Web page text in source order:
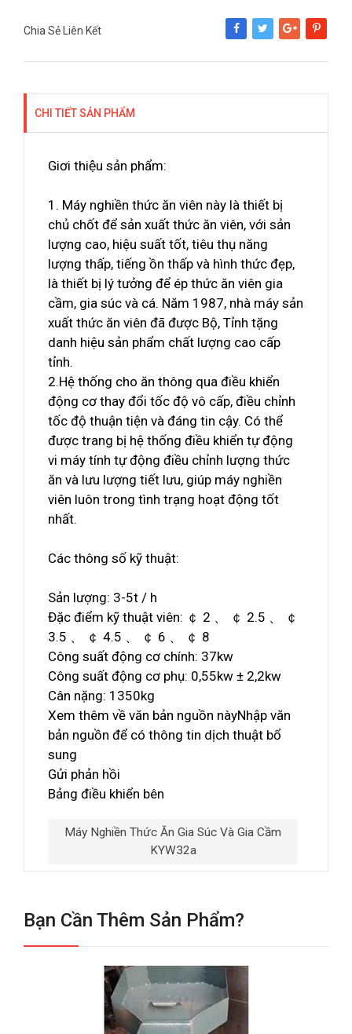
Chia Sẻ Liên Kết
Share Tweet Google+Pinterest
CHI TIẾT SẢN PHẨM
Giơi thiệu sản phẩm:
1. Máy nghiền thức ăn viên này là thiết bị
chủ chốt để sản xuất thức ăn viên, với sản
lượng cao, hiệu suất tốt, tiêu thụ năng
lượng thấp, tiếng ồn thấp và hình thức đẹp,
là thiết bị lý tưởng để ép thức ăn viên gia
cầm, gia súc và cá. Năm 1987, nhà máy sản
xuất thức ăn viên đã được Bộ, Tỉnh tặng
danh hiệu sản phẩm chất lượng cao cấp
tỉnh.
2.Hệ thống cho ăn thông qua điều khiển
động cơ thay đổi tốc độ vô cấp, điều chỉnh
tốc độ thuận tiện và đáng tin cậy. Có thể
được trang bị hệ thống điều khiển tự động
vi máy tính tự động điều chỉnh lượng thức
ăn và lưu lượng tiết lưu, giúp máy nghiền
viên luôn trong tình trạng hoạt động tốt
nhất.
Các thông số kỹ thuật:
Sản lượng: 3-5t / h
Đặc điểm kỹ thuật viên: ￠ 2 、 ￠ 2.5 、 ￠
3.5 、 ￠ 4.5 、 ￠ 6 、 ￠ 8
Công suất động cơ chính: 37kw
Công suất động cơ phụ: 0,55kw ± 2,2kw
Cân nặng: 1350kg
Xem thêm về văn bản nguồn nàyNhập văn
bản nguồn để có thông tin dịch thuật bổ
sung
Gửi phản hồi
Bảng điều khiển bên
Máy Nghiền Thức Ăn Gia Súc Và Gia Cầm
KYW32a
Bạn Cần Thêm Sản Phẩm?